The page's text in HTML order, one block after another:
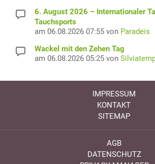
6. August 2026 – Internationaler
Tauchsports
am 06.08.2026 07:55 von Paradeis
Wackel mit den Zehen Tag
am 06.08.2026 05:25 von
IMPRESSUM
KONTAKT
SITEMAP
AGB
DATENSCHUTZ